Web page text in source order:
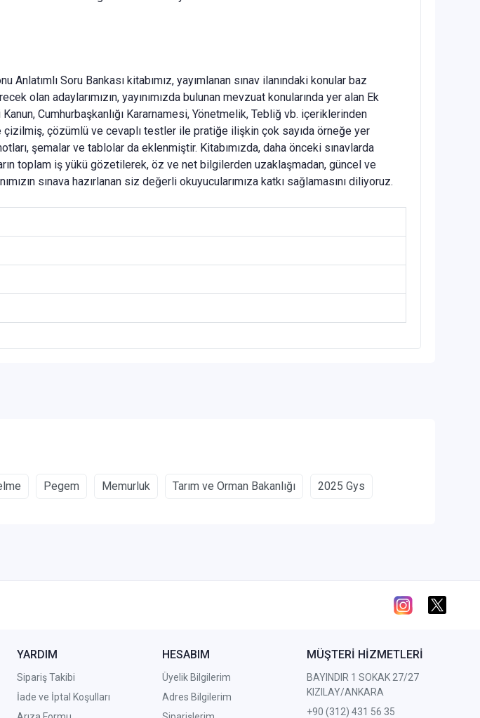
Soru Bankası kitabımız, yayımlanan sınav ilanındaki konular baz
olan adaylarımızın, yayınımızda bulunan mevzuat konularında yer alan Ek
Cumhurbaşkanlığı Kararnamesi, Yönetmelik, Tebliğ vb. içeriklerinden
çözümlü ve cevaplı testler ile pratiğe ilişkin çok sayıda örneğe yer
şemalar ve tablolar da eklenmiştir. Kitabımızda, daha önceki sınavlarda
toplam iş yükü gözetilerek, öz ve net bilgilerden uzaklaşmadan, güncel ve
sınava hazırlanan siz değerli okuyucularımıza katkı sağlamasını diliyoruz.
Pegem Memurluk Tarım ve Orman Bakanlığı 2025 Gys
YARDIM
Sipariş Takibi
İade ve İptal Koşulları
HESABIM
Üyelik Bilgilerim
Adres Bilgilerim
MÜŞTERİ HİZMETLERİ
BAYINDIR 1 SOKAK 27/27
KIZILAY/ANKARA
+90 (312) 431 56 35